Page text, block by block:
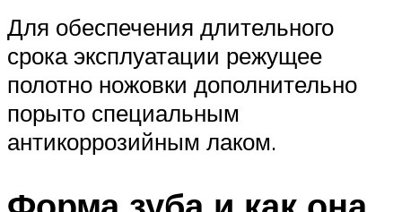
Для обеспечения длительного
срока эксплуатации режущее
полотно ножовки дополнительно
порыто специальным
антикоррозийным лаком.